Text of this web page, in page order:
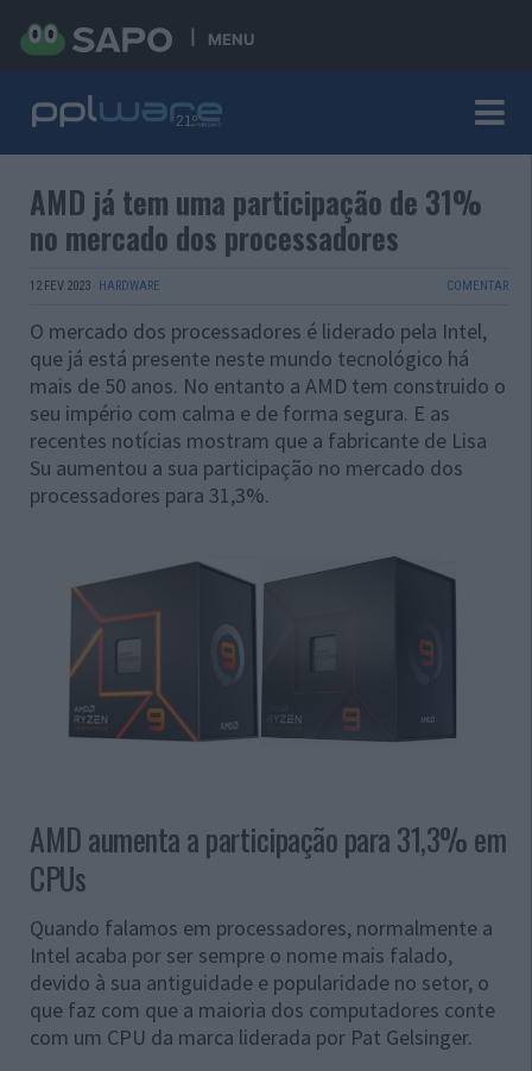
MENU
AMD já tem uma participação de 31%
no mercado dos processadores
12 FEV 2023 · HARDWARE COMENTAR
O mercado dos processadores é liderado pela Intel,
que já está presente neste mundo tecnológico há
mais de 50 anos. No entanto a AMD tem construido o
seu império com calma e de forma segura. E as
recentes notícias mostram que a fabricante de Lisa
Su aumentou a sua participação no mercado dos
processadores para 31,3%.
AMD aumenta a participação para 31,3% em
CPUs
Quando falamos em processadores, normalmente a
Intel acaba por ser sempre o nome mais falado,
devido à sua antiguidade e popularidade no setor, o
que faz com que a maioria dos computadores conte
com um CPU da marca liderada por Pat Gelsinger.